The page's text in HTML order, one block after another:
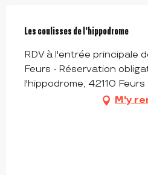
Les coulisses de l'hippodrome
RDV à l'entrée principale
Feurs - Réservation
l'hippodrome, 42110 Feurs
M'y